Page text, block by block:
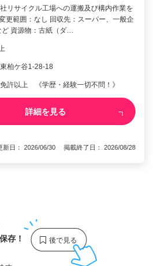
リサイクル工場への運搬及び構内作業を
更範囲：なし 回収先：スーパー、一般企
ど 資源物：古紙（ダ…
柏ケ谷1-28-18
許以上 《学歴・経験一切不問！》
詳細を見る
新日： 2026/06/30 掲載終了日： 2026/08/28
存！